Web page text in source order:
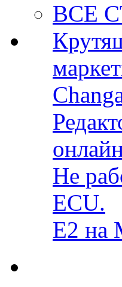
ВСЕ
Не
ECU.
E2 на